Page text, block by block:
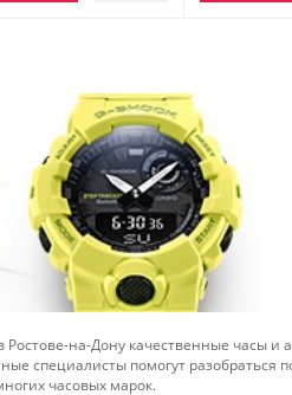
на-Дону качественные часы
специалисты помогут
часовых марок.